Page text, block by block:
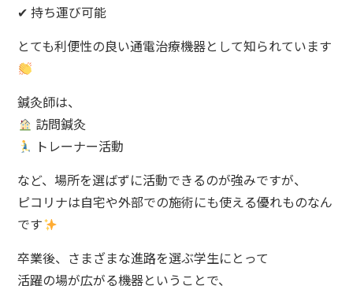
✔ 持ち運び可能
とても利便性の良い通電治療機器として知られています
鍼灸師は、
訪問鍼灸
トレーナー活動
など、場所を選ばずに活動できるのが強みですが、
ピコリナは自宅や外部での施術にも使える優れものなん
です
卒業後、さまざまな進路を選ぶ学生にとって
活躍の場が広がる機器ということで、